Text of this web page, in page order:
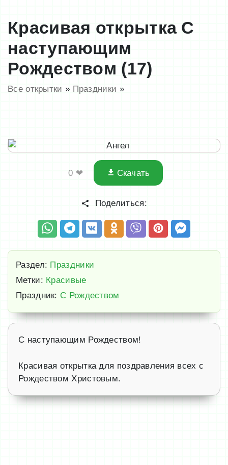
Красивая открытка С
наступающим
Рождеством (17)
Все открытки » Праздники »
0 ❤ Скачать
Поделиться:
Раздел: Праздники
Метки: Красивые
Праздник: С Рождеством
С наступающим Рождеством!
Красивая открытка для поздравления всех с
Рождеством Христовым.